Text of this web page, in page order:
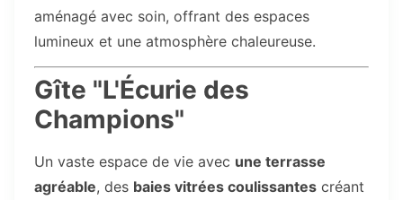
aménagé avec soin, offrant des espaces
lumineux et une atmosphère chaleureuse.
Gîte "L'Écurie des
Champions"
Un vaste espace de vie avec une terrasse
agréable, des baies vitrées coulissantes créant